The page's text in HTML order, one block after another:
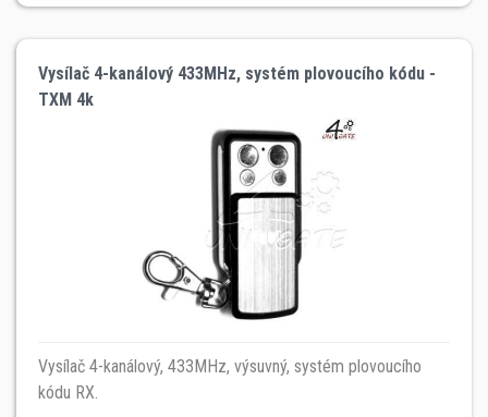
Vysílač 4-kanálový 433MHz, systém plovoucího kódu -
TXM 4k
Vysílač 4-kanálový, 433MHz, výsuvný, systém plovoucího
kódu RX.